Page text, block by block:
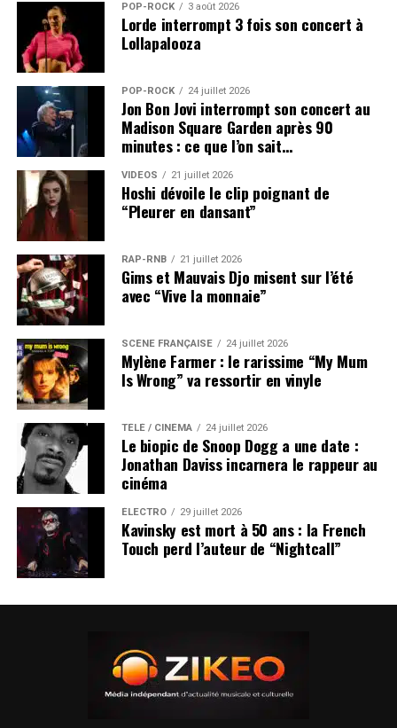
POP-ROCK 3 août 2026
Lorde interrompt 3 fois son concert à
Lollapalooza
POP-ROCK 24 juillet 2026
Jon Bon Jovi interrompt son concert au
Madison Square Garden après 90
minutes : ce que l’on sait…
VIDEOS 21 juillet 2026
Hoshi dévoile le clip poignant de
“Pleurer en dansant”
RAP-RNB 21 juillet 2026
Gims et Mauvais Djo misent sur l’été
avec “Vive la monnaie”
SCÈNE FRANÇAISE 24 juillet 2026
Mylène Farmer : le rarissime “My Mum
Is Wrong” va ressortir en vinyle
TÉLÉ / CINÉMA 24 juillet 2026
Le biopic de Snoop Dogg a une date :
Jonathan Daviss incarnera le rappeur au
cinéma
ÉLECTRO 29 juillet 2026
Kavinsky est mort à 50 ans : la French
Touch perd l’auteur de “Nightcall”